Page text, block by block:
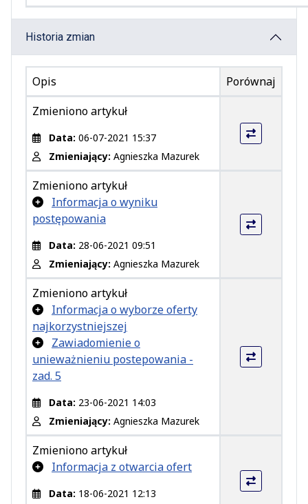
Historia zmian
Opis
Porównaj
Zmieniono artykuł
Data: 06-07-2021 15:37
Zmieniający: Agnieszka Mazurek
Zmieniono artykuł
Dodano załącznik
Informacja o wyniku
postępowania
Data: 28-06-2021 09:51
Zmieniający: Agnieszka Mazurek
Zmieniono artykuł
Dodano załącznik
Informacja o wyborze oferty
najkorzystniejszej
Dodano załącznik
Zawiadomienie o
unieważnieniu postepowania -
zad. 5
Data: 23-06-2021 14:03
Zmieniający: Agnieszka Mazurek
Zmieniono artykuł
Dodano załącznik
Informacja z otwarcia ofert
Data: 18-06-2021 12:13